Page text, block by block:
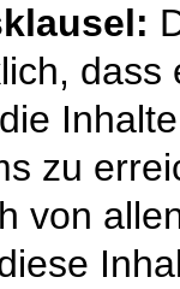
zu
von